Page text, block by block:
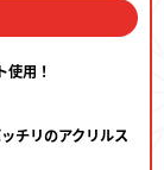
用！
チリのアクリルス